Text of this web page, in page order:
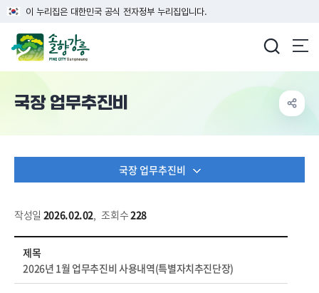
이 누리집은 대한민국 공식 전자정부 누리집입니다.
국장 업무추진비
국장 업무추진비
작성일 2026.02.02, 조회수228
제목
2026년 1월 업무추진비 사용내역(특별자치추진단장)